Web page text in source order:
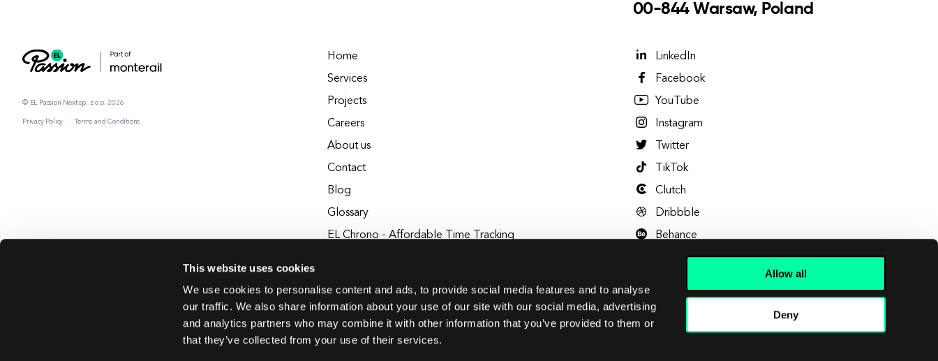
This website uses cookies
We use cookies to personalise content and ads, to provide social media features and to analyse
our traffic. We also share information about your use of our site with our social media, advertising
and analytics partners who may combine it with other information that you’ve provided to them or
that they’ve collected from your use of their services.
Allow all
Deny
00-844 Warsaw, Poland
© EL Passion Next sp. z o.o. 2026
Privacy Policy Terms and Conditions
Home
Services
Projects
Careers
About us
Contact
Blog
Glossary
EL Chrono - Affordable Time Tracking
LinkedIn
Facebook
YouTube
Instagram
Twitter
TikTok
Clutch
Dribbble
Behance